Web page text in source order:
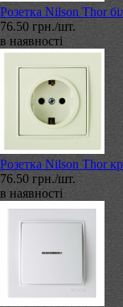
Розетка Nilson Thor
76.50 грн./шт.
в наявності
Розетка Nilson Thor
76.50 грн./шт.
в наявності